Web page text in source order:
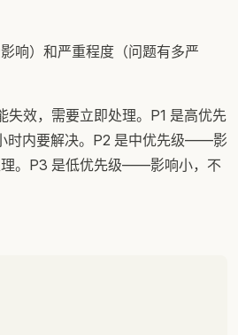
响）和严重程度（问题有多严
效，需要立即处理。P1 是高优先
时内要解决。P2 是中优先级——影
理。P3 是低优先级——影响小，不